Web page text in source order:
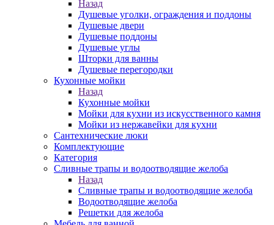
Назад
Душевые уголки, ограждения и поддоны
Душевые двери
Душевые поддоны
Душевые углы
Шторки для ванны
Душевые перегородки
Кухонные мойки
Назад
Кухонные мойки
Мойки для кухни из искусственного камня
Мойки из нержавейки для кухни
Сантехнические люки
Комплектующие
Категория
Cливные трапы и водоотводящие желоба
Назад
Cливные трапы и водоотводящие желоба
Водоотводящие желоба
Решетки для желоба